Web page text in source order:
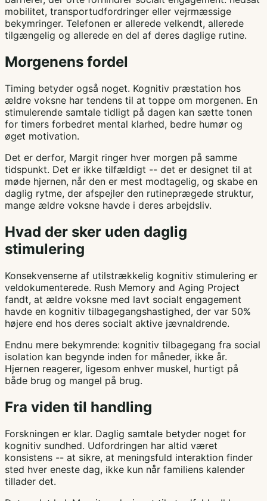
mobilitet, transportudfordringer eller vejrmæssige
bekymringer. Telefonen er allerede velkendt, allerede
tilgængelig og allerede en del af deres daglige rutine.
Morgenens fordel
Timing betyder også noget. Kognitiv præstation hos
ældre voksne har tendens til at toppe om morgenen. En
stimulerende samtale tidligt på dagen kan sætte tonen
for timers forbedret mental klarhed, bedre humør og
øget motivation.
Det er derfor, Margit ringer hver morgen på samme
tidspunkt. Det er ikke tilfældigt -- det er designet til at
møde hjernen, når den er mest modtagelig, og skabe en
daglig rytme, der afspejler den rutineprægede struktur,
mange ældre voksne havde i deres arbejdsliv.
Hvad der sker uden daglig
stimulering
Konsekvenserne af utilstrækkelig kognitiv stimulering er
veldokumenterede. Rush Memory and Aging Project
fandt, at ældre voksne med lavt socialt engagement
havde en kognitiv tilbagegangshastighed, der var 50%
højere end hos deres socialt aktive jævnaldrende.
Endnu mere bekymrende: kognitiv tilbagegang fra social
isolation kan begynde inden for måneder, ikke år.
Hjernen reagerer, ligesom enhver muskel, hurtigt på
både brug og mangel på brug.
Fra viden til handling
Forskningen er klar. Daglig samtale betyder noget for
kognitiv sundhed. Udfordringen har altid været
konsistens -- at sikre, at meningsfuld interaktion finder
sted hver eneste dag, ikke kun når familiens kalender
tillader det.